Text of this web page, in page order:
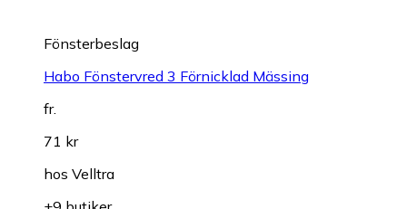
Fönsterbeslag
Habo Fönstervred 3 Förnicklad Mässing
fr.
71 kr
hos Velltra